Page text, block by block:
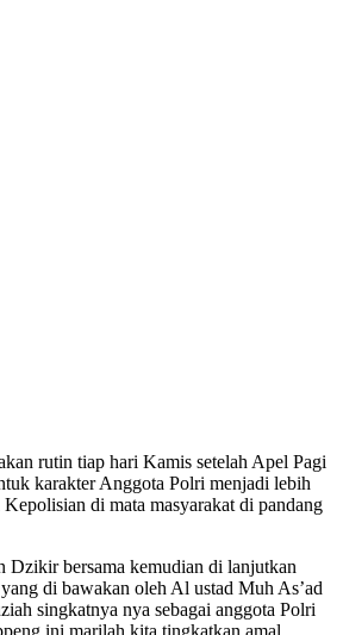
rutin tiap hari Kamis setelah Apel Pagi
karakter Anggota Polri menjadi lebih
di mata masyarakat di pandang
Dzikir bersama kemudian di lanjutkan
di bawakan oleh Al ustad Muh As’ad
singkatnya nya sebagai anggota Polri